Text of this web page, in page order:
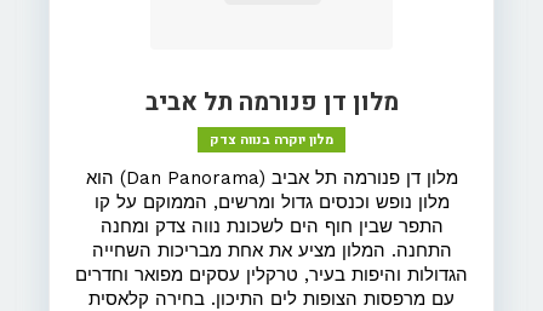
מלון דן פנורמה תל אביב
מלון יוקרה בנווה צדק
מלון דן פנורמה תל אביב (Dan Panorama) הוא
מלון נופש וכנסים גדול ומרשים, הממוקם על קו
התפר שבין חוף הים לשכונת נווה צדק ומחנה
התחנה. המלון מציע את אחת מבריכות השחייה
הגדולות והיפות בעיר, טרקלין עסקים מפואר וחדרים
עם מרפסות הצופות לים התיכון. בחירה קלאסית